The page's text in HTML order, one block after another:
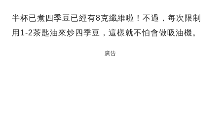
半杯已煮四季豆已經有8克纖維啦！不過，每次限制
用1-2茶匙油來炒四季豆，這樣就不怕會做吸油機。
廣告